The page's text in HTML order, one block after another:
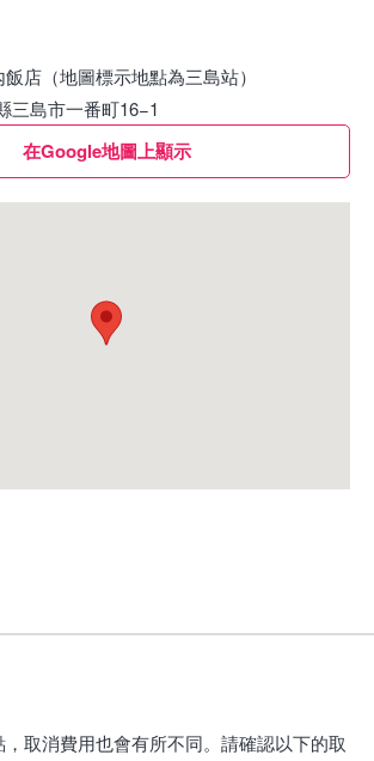
店（地圖標示地點為三島站）
三島市一番町16−1
在Google地圖上顯示
取消費用也會有所不同。請確認以下的取